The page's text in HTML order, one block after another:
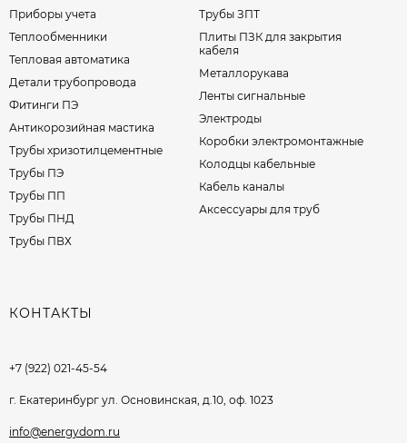
Приборы учета
Теплообменники
Тепловая автоматика
Детали трубопровода
Фитинги ПЭ
Антикорозийная мастика
Трубы хризотилцементные
Трубы ПЭ
Трубы ПП
Трубы ПНД
Трубы ПВХ
Трубы ЗПТ
Плиты ПЗК для закрытия
кабеля
Металлорукава
Ленты сигнальные
Электроды
Коробки электромонтажные
Колодцы кабельные
Кабель каналы
Аксессуары для труб
КОНТАКТЫ
+7 (922) 021-45-54
г. Екатеринбург ул. Основинская, д.10, оф. 1023
info@energydom.ru